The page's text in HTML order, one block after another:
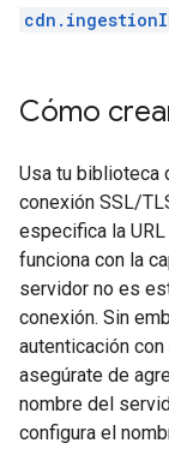
Cómo
Usa tu biblioteca
conexión SSL/
especifica la
funciona con la
servidor no es
conexión. Sin
autenticación
asegúrate de
nombre del
configura el